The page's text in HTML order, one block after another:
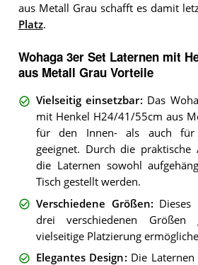
aus Metall Grau schafft es damit
Platz.
Wohaga 3er Set Laternen mit
aus Metall Grau Vorteile
Vielseitig einsetzbar: Das
mit Henkel H24/41/55cm aus
für den Innen- als auch für
geeignet. Durch die praktische
die Laternen sowohl
Tisch gestellt werden.
Verschiedene Größen:
drei verschiedenen
vielseitige Platzierung
Elegantes Design: Die